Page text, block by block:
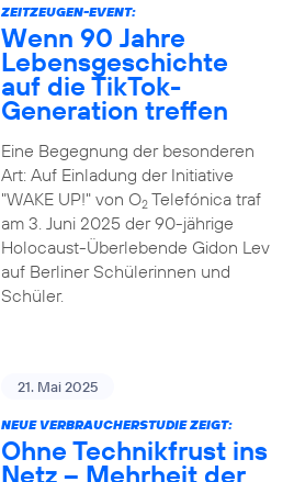
ZEITZEUGEN-EVENT:
Wenn 90 Jahre
Lebensgeschichte
auf die TikTok-
Generation treffen
Eine Begegnung der besonderen
Art: Auf Einladung der Initiative
"WAKE UP!" von O2Telefónica traf
am 3. Juni 2025 der 90-jährige
Holocaust-Überlebende Gidon Lev
auf Berliner Schülerinnen und
Schüler.
21. Mai 2025
NEUE VERBRAUCHERSTUDIE ZEIGT:
Ohne Technikfrust ins
Netz – Mehrheit der